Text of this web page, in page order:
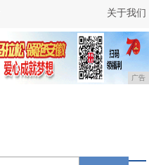
关于我们
广告